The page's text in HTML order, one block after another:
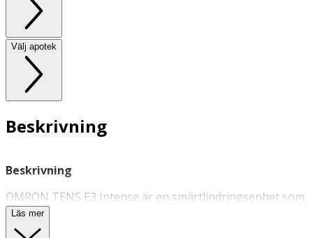
Välj apotek
Beskrivning
Beskrivning
OMRON TENS E3 Intense är en smärtlindringsenhet som
använder Triple Action TENS-teknik (Transkutan
Elektrisk Nervstimulering) för att lindra smärta i muskler
Läs mer